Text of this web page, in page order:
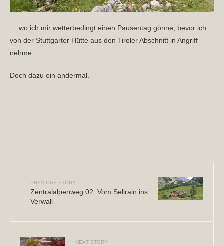
… wo ich mir wetterbedingt einen Pausentag gönne, bevor ich
von der Stuttgarter Hütte aus den Tiroler Abschnitt in Angriff
nehme.
Doch dazu ein andermal.
PREVIOUS STORY
Zentralalpenweg 02: Vom Sellrain ins
Verwall
NEXT STORY
»
«